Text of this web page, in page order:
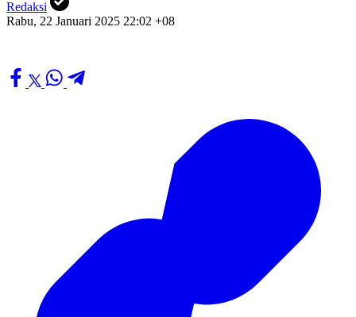
Redaksi
Rabu, 22 Januari 2025 22:02 +08